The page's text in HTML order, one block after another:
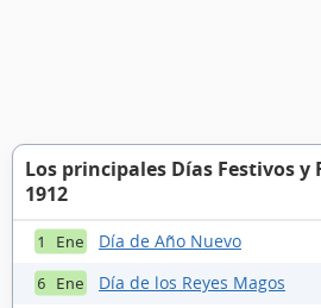
Los principales Días Festivos
1912
1 Ene Día de Año Nuevo
6 Ene Día de los Reyes Magos